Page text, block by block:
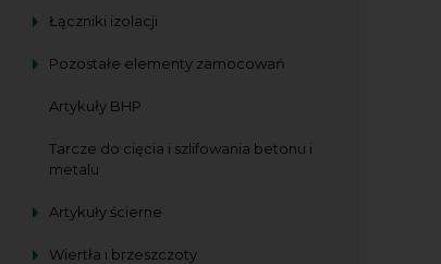
Łączniki izolacji
Pozostałe elementy zamocowań
Artykuły BHP
Tarcze do cięcia i szlifowania betonu i
metalu
Artykuły ścierne
Wiertła i brzeszczoty